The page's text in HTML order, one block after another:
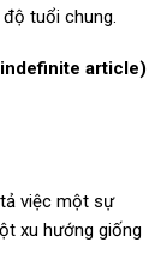
tuổi chung.
article)
việc một sự
xu hướng giống